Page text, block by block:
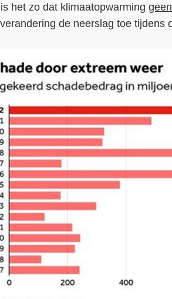
is het zo dat klimaatopwarming
de neerslag toe tijdens